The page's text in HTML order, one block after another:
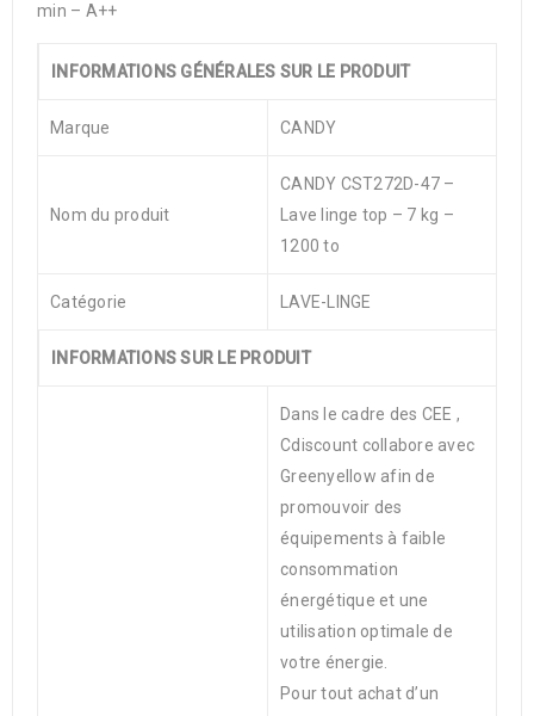
min – A++
INFORMATIONS GÉNÉRALES SUR LE PRODUIT
Marque CANDY
Nom du produit
CANDY CST272D-47 –
Lave linge top – 7 kg –
1200 to
Catégorie LAVE-LINGE
INFORMATIONS SUR LE PRODUIT
Dans le cadre des CEE ,
Cdiscount collabore avec
Greenyellow afin de
promouvoir des
équipements à faible
consommation
énergétique et une
utilisation optimale de
votre énergie.
Pour tout achat d’un